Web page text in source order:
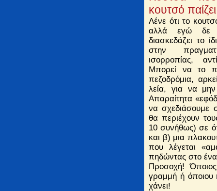
κουτσό
Λένε ότι το
αλλά εγώ δε
διασκεδάζει το
στην
ισορροπίας,
Μπορεί να το
πεζοδρόμια,
λεία, για να
Απαραίτητα
να
θα περιέχουν
10 συνήθως) σε
και β) μια
που λέγεται
πηδώντας στο
Προσοχή!
γραμμή ή όποιου
χάνει!